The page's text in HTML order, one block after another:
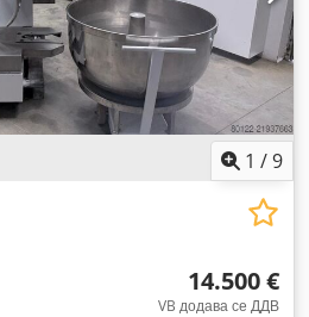
1 /9
14.500 €
VB додава се ДДВ